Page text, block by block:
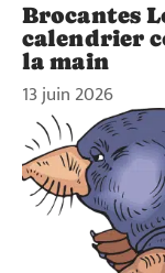
Brocantes
calendrier
la main
13 juin 2026